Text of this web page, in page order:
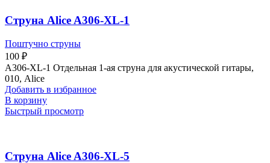
Струна Alice A306-XL-1
Поштучно струны
100 ₽
A306-XL-1 Отдельная 1-ая струна для акустической гитары,
010, Alice
Добавить в избранное
В корзину
Быстрый просмотр
Струна Alice A306-XL-5